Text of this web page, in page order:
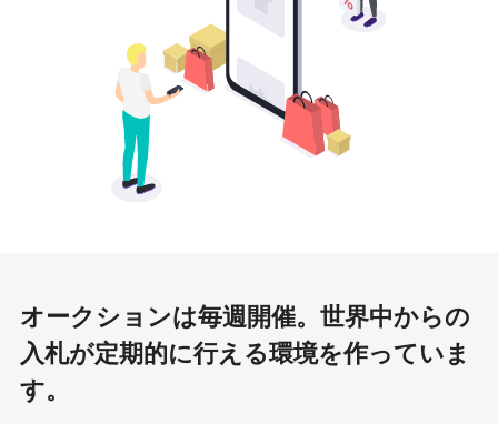
オークションは毎週開催。 世界中からの
入札が定期的に行える環境を作っていま
す。